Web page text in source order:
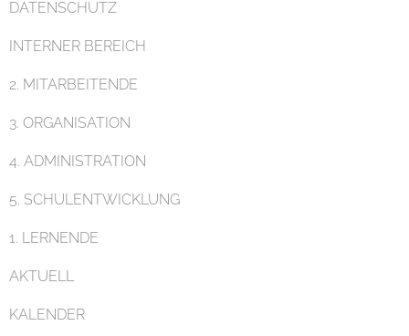
Unterricht
DATENSCHUTZ
INTERNER BEREICH
2. MITARBEITENDE
3. ORGANISATION
4. ADMINISTRATION
5. SCHULENTWICKLUNG
1. LERNENDE
AKTUELL
KALENDER